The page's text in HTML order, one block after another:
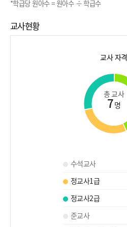
*학급당 원아수 = 원아수 ÷ 학급수
교사현황
교사 자격
총 교사
7명
수석교사
정교사1급
정교사2급
준교사